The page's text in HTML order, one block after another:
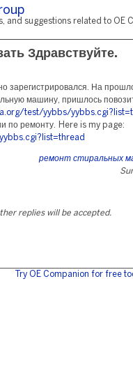
and suggestions related to OE
Здравствуйте.
зарегистрировался. На
машину, пришлось
test/yybbs/
по ремонту. Here is my page:
ремонт стиральных
replies will be accepted.
Try OE Companion for free